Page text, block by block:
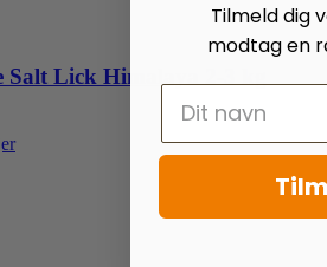
Salt Lick Himalaya 2-3 kg
Tilmeld dig
modtag en